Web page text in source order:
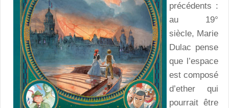
précédents :
au 19°
siècle, Marie
Dulac pense
que l’espace
est composé
d’ether qui
pourrait être